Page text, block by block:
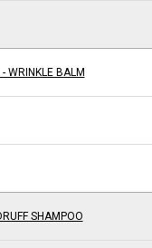
WRINKLE BALM
SHAMPOO